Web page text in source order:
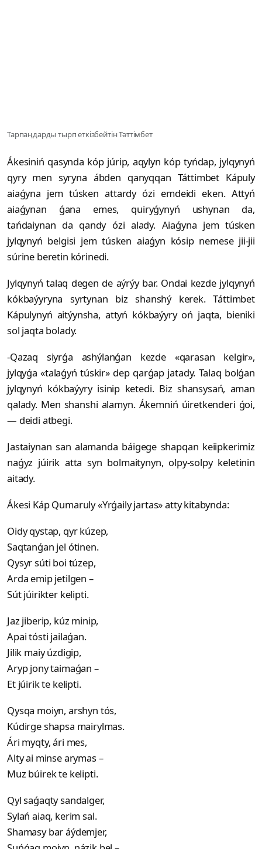
Тарпаңдарды тырп еткізбейтін Тәттімбет
Ákesiniń qasynda kóp júrip, aqylyn kóp tyńdap, jylqynyń
qyry men syryna ábden qanyqqan Táttimbet Kápuly
aiaǵyna jem túsken attardy ózi emdeidi eken. Attyń
aiaǵynan ǵana emes, quiryǵynyń ushynan da,
tańdaiynan da qandy ózi alady. Aiaǵyna jem túsken
jylqynyń belgisi jem túsken aiaǵyn kósip nemese jii-jii
súrine beretin kórinedi.
Jylqynyń talaq degen de aýrýy bar. Ondai kezde jylqynyń
kókbaýyryna syrtynan biz shanshý kerek. Táttimbet
Kápulynyń aitýynsha, attyń kókbaýyry oń jaqta, bieniki
sol jaqta bolady.
-Qazaq siyrǵa ashýlanǵan kezde «qarasan kelgir»,
jylqyǵa «talaǵyń túskir» dep qarǵap jatady. Talaq bolǵan
jylqynyń kókbaýyry isinip ketedi. Biz shansysań, aman
qalady. Men shanshi alamyn. Ákemniń úiretkenderi ǵoi,
— deidi atbegi.
Jastaiynan san alamanda báigege shapqan keiipkerimiz
naǵyz júirik atta syn bolmaitynyn, olpy-solpy keletinin
aitady.
Ákesi Káp Qumaruly «Yrǵaily jartas» atty kitabynda:
Oidy qystap, qyr kúzep,
Saqtanǵan jel ótinen.
Qysyr súti boi túzep,
Arda emip jetilgen –
Sút júirikter kelipti.
Jaz jiberip, kúz minip,
Apai tósti jailaǵan.
Jilik maiy úzdigip,
Aryp jony taimaǵan –
Et júirik te kelipti.
Qysqa moiyn, arshyn tós,
Kúdirge shapsa mairylmas.
Ári myqty, ári mes,
Alty ai minse arymas –
Muz búirek te kelipti.
Qyl saǵaqty sandalger,
Sylań aiaq, kerim sal.
Shamasy bar áýdemjer,